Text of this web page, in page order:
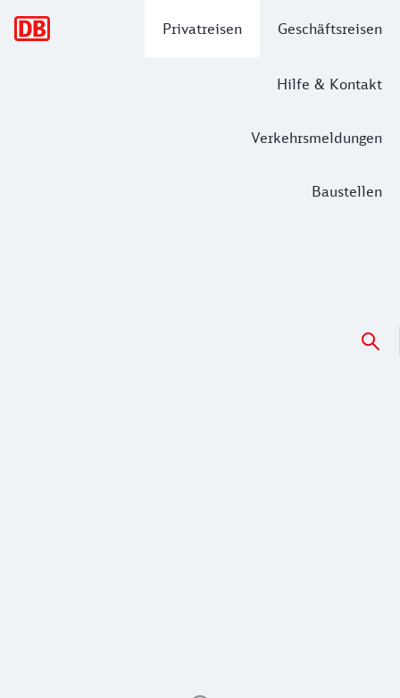
Privatreisen Geschäftsreisen
Hilfe & Kontakt
Verkehrsmeldungen
Baustellen